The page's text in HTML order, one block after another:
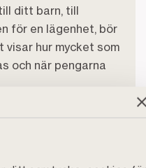
ditt barn, till
för en lägenhet, bör
visar hur mycket som
och när pengarna
personer som äger